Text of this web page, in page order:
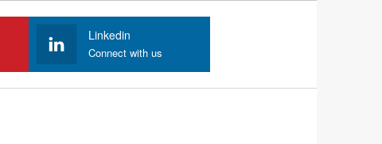
Linkedin
Connect with us